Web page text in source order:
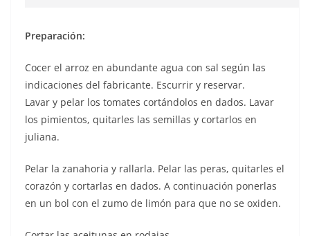
Preparación:
Cocer el arroz en abundante agua con sal según las
indicaciones del fabricante. Escurrir y reservar.
Lavar y pelar los tomates cortándolos en dados. Lavar
los pimientos, quitarles las semillas y cortarlos en
juliana.
Pelar la zanahoria y rallarla. Pelar las peras, quitarles el
corazón y cortarlas en dados. A continuación ponerlas
en un bol con el zumo de limón para que no se oxiden.